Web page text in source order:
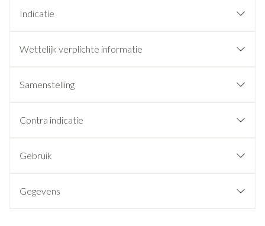
Indicatie
Wettelijk verplichte informatie
Samenstelling
Contra indicatie
Gebruik
Gegevens